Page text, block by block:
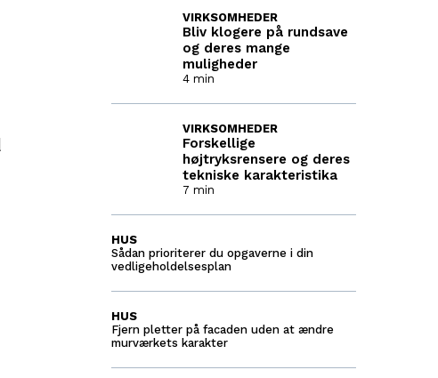
Bliv klogere på rundsave
og deres mange
muligheder
VIRKSOMHEDER
4 min
Forskellige
højtryksrensere og deres
tekniske karakteristika
VIRKSOMHEDER
7 min
Sådan prioriterer du opgaverne i din
vedligeholdelsesplan
HUS
Fjern pletter på facaden uden at ændre
murværkets karakter
HUS